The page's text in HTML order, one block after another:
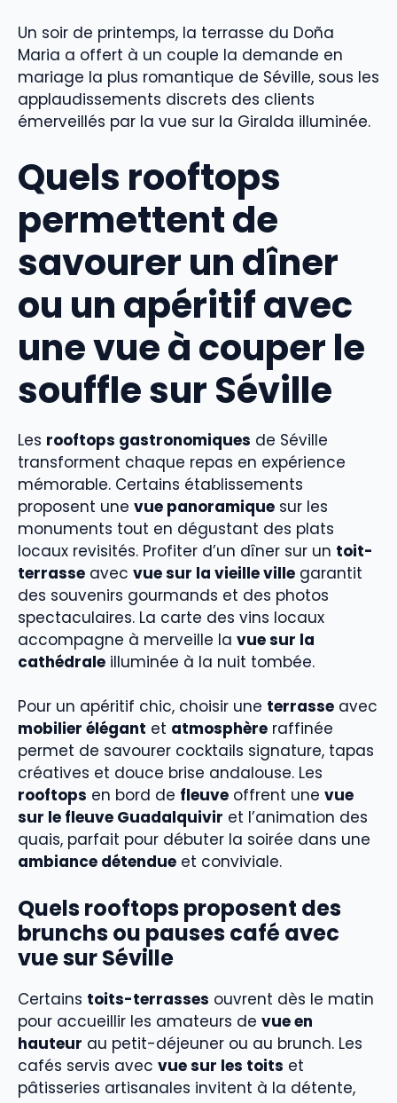
Un soir de printemps, la terrasse du Doña
Maria a offert à un couple la demande en
mariage la plus romantique de Séville, sous les
applaudissements discrets des clients
émerveillés par la vue sur la Giralda illuminée.
Quels rooftops
permettent de
savourer un dîner
ou un apéritif avec
une vue à couper le
souffle sur Séville
Les rooftops gastronomiques de Séville
transforment chaque repas en expérience
mémorable. Certains établissements
proposent une vue panoramique sur les
monuments tout en dégustant des plats
locaux revisités. Profiter d’un dîner sur un toit-
terrasse avec vue sur la vieille ville garantit
des souvenirs gourmands et des photos
spectaculaires. La carte des vins locaux
accompagne à merveille la vue sur la
cathédrale illuminée à la nuit tombée.
Pour un apéritif chic, choisir une terrasse avec
mobilier élégant et atmosphère raffinée
permet de savourer cocktails signature, tapas
créatives et douce brise andalouse. Les
rooftops en bord de fleuve offrent une vue
sur le fleuve Guadalquivir et l’animation des
quais, parfait pour débuter la soirée dans une
ambiance détendue et conviviale.
Quels rooftops proposent des
brunchs ou pauses café avec
vue sur Séville
Certains toits-terrasses ouvrent dès le matin
pour accueillir les amateurs de vue en
hauteur au petit-déjeuner ou au brunch. Les
cafés servis avec vue sur les toits et
pâtisseries artisanales invitent à la détente,